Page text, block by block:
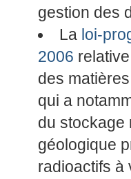
gestion des
La loi-
2006
des
qui a
du stockage
géologique
radioactifs à